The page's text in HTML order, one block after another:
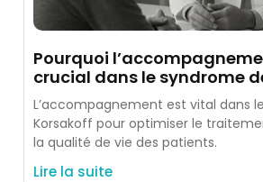
Pourquoi
crucial dans le syndrome
L’accompagnement est vital dans
Korsakoff pour optimiser le
la qualité de vie des patients.
Lire la suite